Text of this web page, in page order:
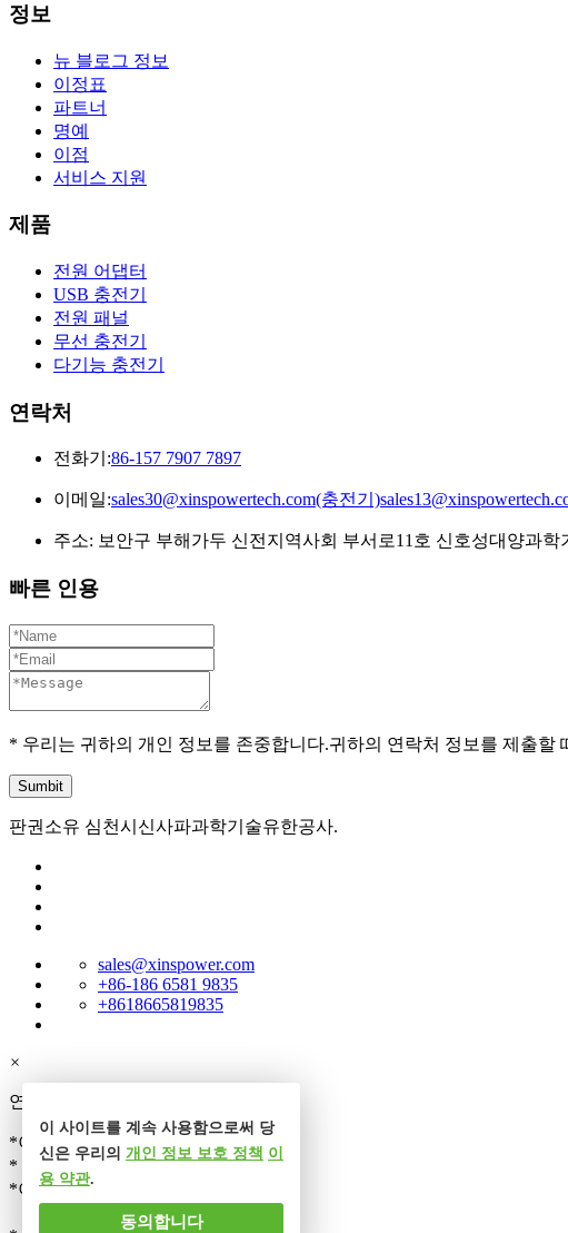
정보
뉴 블로그 정보
이정표
파트너
명예
이점
서비스 지원
제품
전원 어댑터
USB 충전기
전원 패널
무선 충전기
다기능 충전기
연락처
전화기:86-157 7907 7897
이메일:sales30@xinspowertech.com(충전기
주소: 보안구 부해가두 신전지역사회 부서로11호 신호성대양과학
빠른 인용
* 우리는 귀하의 개인 정보를 존중합니다.귀하의 연락처 정보를 제출
판권소유 심천시신사파과학기술유한공사.
sales@xinspower.com
+86-186 6581 9835
+8618665819835
×
연락처
*이름
* 전화
*이메일
이 사이트를 계속 사용함으로써 당
신은 우리의 개인 정보 보호 정책 이
용 약관.
동의합니다